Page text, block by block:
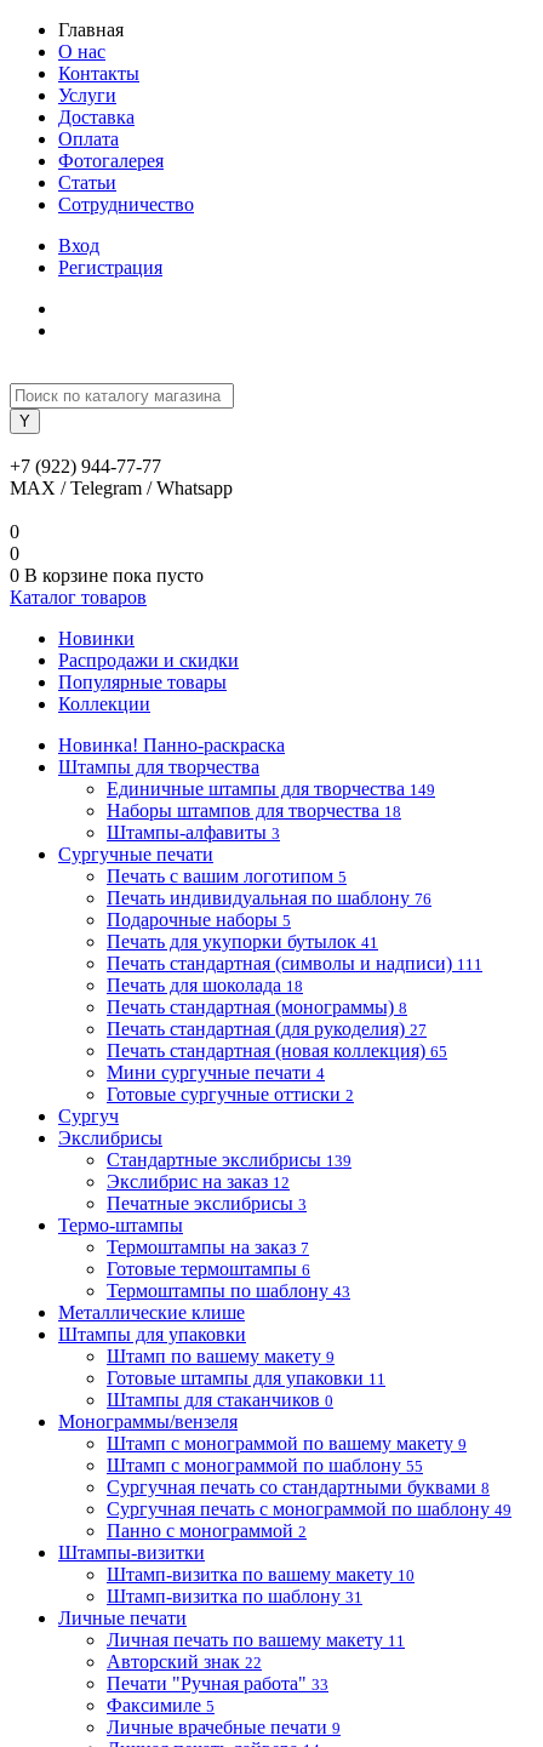
Главная
О нас
Контакты
Услуги
Доставка
Оплата
Фотогалерея
Статьи
Сотрудничество
Вход
Регистрация
+7 (922) 944-77-77
MAX / Telegram / Whatsapp
0
0
0 В корзине пока пусто
Каталог товаров
Новинки
Распродажи и скидки
Популярные товары
Коллекции
Новинка! Панно-раскраска
Штампы для творчества
Единичные штампы для творчества 149
Наборы штампов для творчества 18
Штампы-алфавиты 3
Сургучные печати
Печать с вашим логотипом 5
Печать индивидуальная по шаблону 76
Подарочные наборы 5
Печать для укупорки бутылок 41
Печать стандартная (символы и надписи) 111
Печать для шоколада 18
Печать стандартная (монограммы) 8
Печать стандартная (для рукоделия) 27
Печать стандартная (новая коллекция) 65
Мини сургучные печати 4
Готовые сургучные оттиски 2
Сургуч
Экслибрисы
Стандартные экслибрисы 139
Экслибрис на заказ 12
Печатные экслибрисы 3
Термо-штампы
Термоштампы на заказ 7
Готовые термоштампы 6
Термоштампы по шаблону 43
Металлические клише
Штампы для упаковки
Штамп по вашему макету 9
Готовые штампы для упаковки 11
Штампы для стаканчиков 0
Монограммы/вензеля
Штамп с монограммой по вашему макету 9
Штамп с монограммой по шаблону 55
Сургучная печать со стандартными буквами 8
Сургучная печать с монограммой по шаблону 49
Панно с монограммой 2
Штампы-визитки
Штамп-визитка по вашему макету 10
Штамп-визитка по шаблону 31
Личные печати
Личная печать по вашему макету 11
Авторский знак 22
Печати "Ручная работа" 33
Факсимиле 5
Личные врачебные печати 9